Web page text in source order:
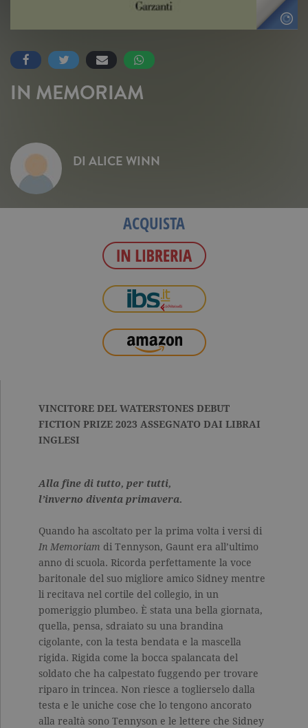
IN MEMORIAM
DI ALICE WINN
ACQUISTA
VINCITORE DEL WATERSTONES DEBUT
FICTION PRIZE 2023 ASSEGNATO DAI LIBRAI
INGLESI
Alla fine di tutto, per tutti,
l’inverno diventa primavera.
Quando ha ascoltato per la prima volta i versi di
In Memoriam di Tennyson, Gaunt era all’ultimo
anno di scuola. Ricorda perfettamente la voce
baritonale del suo migliore amico Sidney mentre
li recitava nel cortile del collegio, in un
pomeriggio plumbeo. È stata una bella giornata,
quella, pensa, sdraiato su una brandina
cigolante, con la testa bendata e la mascella
rigida. Rigida come la bocca spalancata del
soldato che ha calpestato fuggendo per trovare
riparo in trincea. Non riesce a toglierselo dalla
testa e le uniche cose che lo tengono ancorato
alla realtà sono Tennyson e le lettere che Sidney